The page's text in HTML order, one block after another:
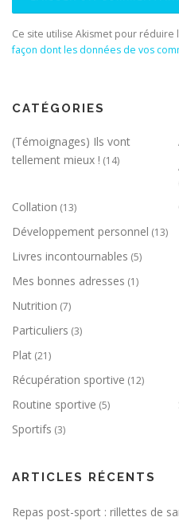
Ce site utilise Akismet pour réduire
façon dont les données de vos
CATÉGORIES
(Témoignages) Ils vont
tellement mieux ! (14)
Collation (13)
Développement personnel (13)
Livres incontournables (5)
Mes bonnes adresses (1)
Nutrition (7)
Particuliers (3)
Plat (21)
Récupération sportive (12)
Routine sportive (5)
Sportifs (3)
ARTICLES RÉCENTS
Repas post-sport : rillettes de